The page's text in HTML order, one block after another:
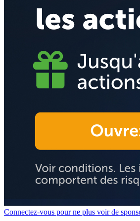
Connectez-vous pour ne plus voir de